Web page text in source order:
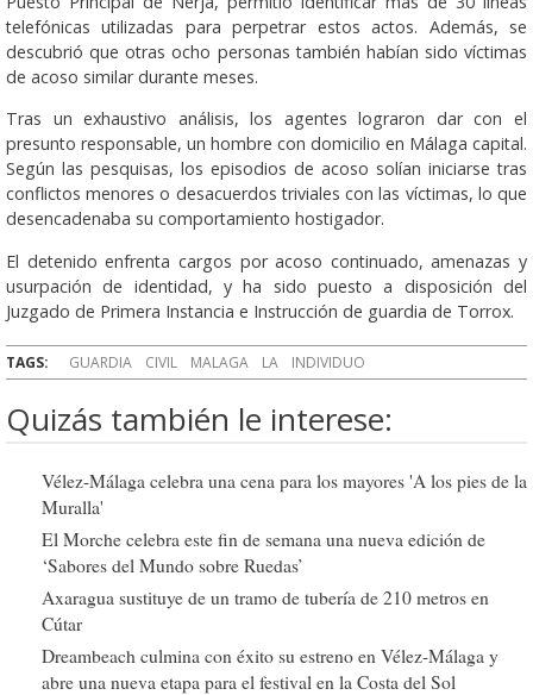
telefónicas utilizadas para perpetrar estos actos. Además, se
descubrió que otras ocho personas también habían sido víctimas
de acoso similar durante meses.
Tras un exhaustivo análisis, los agentes lograron dar con el
presunto responsable, un hombre con domicilio en Málaga capital.
Según las pesquisas, los episodios de acoso solían iniciarse tras
conflictos menores o desacuerdos triviales con las víctimas, lo que
desencadenaba su comportamiento hostigador.
El detenido enfrenta cargos por acoso continuado, amenazas y
usurpación de identidad, y ha sido puesto a disposición del
Juzgado de Primera Instancia e Instrucción de guardia de Torrox.
TAGS: GUARDIA CIVIL MALAGA LA INDIVIDUO
Quizás también le interese:
Vélez-Málaga celebra una cena para los mayores 'A los pies de la
Muralla'
El Morche celebra este fin de semana una nueva edición de
‘Sabores del Mundo sobre Ruedas’
Axaragua sustituye de un tramo de tubería de 210 metros en
Cútar
Dreambeach culmina con éxito su estreno en Vélez-Málaga y
abre una nueva etapa para el festival en la Costa del Sol